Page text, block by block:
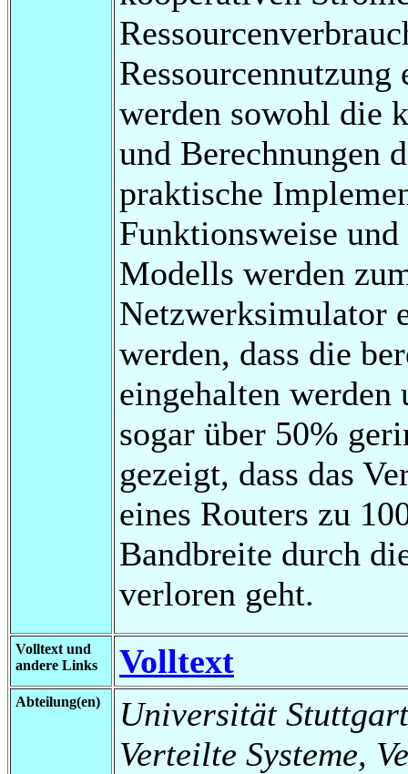
werden sowohl die
und Berechnungen
praktische
Funktionsweise
Modells werden
Netzwerksimulator
werden, dass die
eingehalten werden
sogar über 50%
gezeigt, dass das
eines Routers zu
Bandbreite durch
verloren geht.
Volltext und
andere Links
Volltext
Abteilung(en)
Universität
Verteilte Systeme,